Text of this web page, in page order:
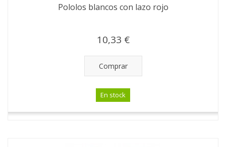
Pololos blancos con lazo rojo
10,33 €
Comprar
En stock